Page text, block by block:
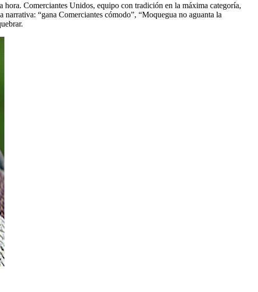
Comerciantes Unidos, equipo con tradición en la máxima categoría,
“gana Comerciantes cómodo”, “Moquegua no aguanta la